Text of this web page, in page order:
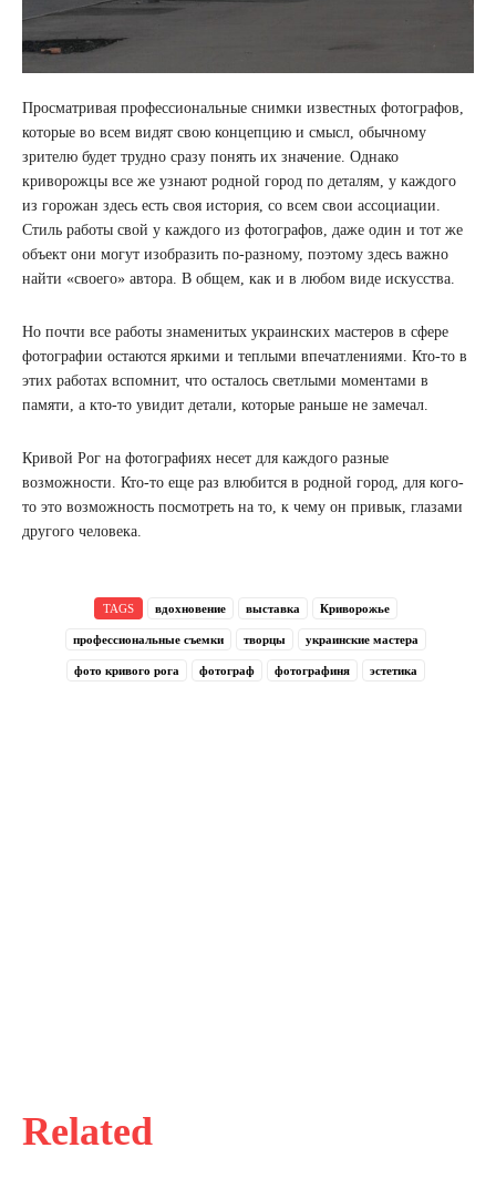
Related
Просматривая профессиональные снимки известных фотографов,
которые во всем видят свою концепцию и смысл, обычному
зрителю будет трудно сразу понять их значение. Однако
криворожцы все же узнают родной город по деталям, у каждого
из горожан здесь есть своя история, со всем свои ассоциации.
Стиль работы свой у каждого из фотографов, даже один и тот же
объект они могут изобразить по-разному, поэтому здесь важно
найти «своего» автора. В общем, как и в любом виде искусства.
Но почти все работы знаменитых украинских мастеров в сфере
фотографии остаются яркими и теплыми впечатлениями. Кто-то в
этих работах вспомнит, что осталось светлыми моментами в
памяти, а кто-то увидит детали, которые раньше не замечал.
Кривой Рог на фотографиях несет для каждого разные
возможности. Кто-то еще раз влюбится в родной город, для кого-
то это возможность посмотреть на то, к чему он привык, глазами
другого человека.
TAGS вдохновение выставка Криворожье
профессиональные съемки творцы украинские мастера
фото кривого рога фотограф фотографиня эстетика